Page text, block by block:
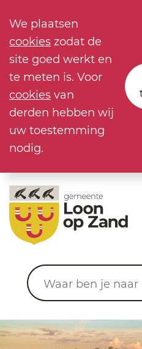
We plaatsen
cookies zodat de
site goed werkt en
te meten is. Voor
cookies van
derden hebben wij
uw toestemming
nodig.
Waar ben je naar op